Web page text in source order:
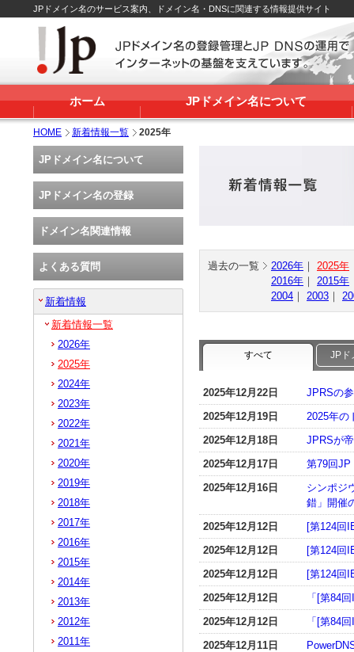
JPドメイン名のサービス案内、ドメイン名・DNSに関連する情報提供サイト
ホーム JPドメイン名について
HOME 新着情報一覧 2025年
過去の一覧 2026年 ｜ 2025年
2016年 ｜ 2015年
2004 ｜ 2003 ｜
すべて JPド
2025年12月22日
JPRSの
2025年12月19日
2025年の
2025年12月18日
JPRSが
2025年12月17日
第79回JP
2025年12月16日
シンポジ
錯」開催
2025年12月12日
[第124回
2025年12月12日
[第124回
2025年12月12日
[第124回
2025年12月12日
「[第84
2025年12月12日
「[第84
2025年12月11日
JPドメイン名について
JPドメイン名の登録
ドメイン名関連情報
よくある質問
新着情報
新着情報一覧
2026年
2025年
2024年
2023年
2022年
2021年
2020年
2019年
2018年
2017年
2016年
2015年
2014年
2013年
2012年
2011年